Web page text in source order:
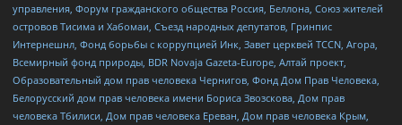
управления, Форум гражданского общества Россия, Беллона, Союз жителей
островов Тисима и Хабомаи, Съезд народных депутатов, Гринпис
Интернешнл, Фонд борьбы с коррупцией Инк, Завет церквей TCCN, Агора,
Всемирный фонд природы, BDR Novaja Gazeta-Europe, Алтай проект,
Образовательный дом прав человека Чернигов, Фонд Дом Прав Человека,
Белорусский дом прав человека имени Бориса Звозскова, Дом прав
человека Тбилиси, Дом прав человека Ереван, Дом прав человека Крым,